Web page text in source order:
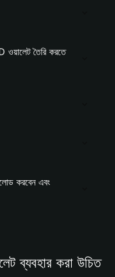
তৈরি করতে
করবেন এবং
ব্যবহার করা উচিত